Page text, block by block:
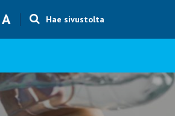
Text size smaller
AText size bigger
Hae sivustolta